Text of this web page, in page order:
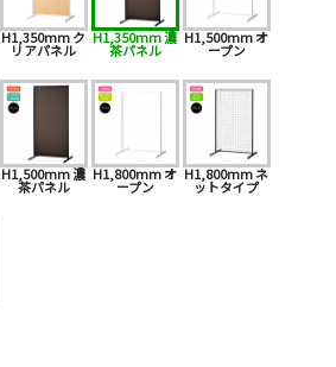
H1,350mm ク
リアパネル
H1,350mm 濃
茶パネル
H1,500mm オ
ープン
H1,500mm 濃
茶パネル
H1,800mm オ
ープン
H1,800mm ネ
ットタイプ